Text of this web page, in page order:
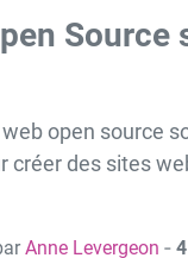
Source
open source
créer des sites
Anne Levergeon ‐